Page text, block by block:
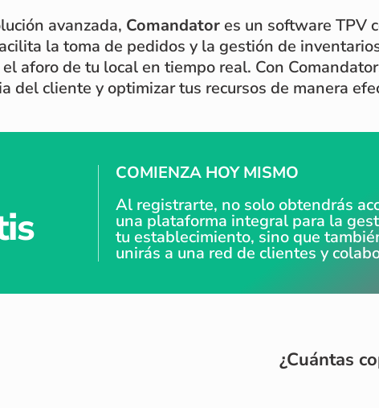
avanzada, Comandator es un software TPV
la toma de pedidos y la gestión de
aforo de tu local en tiempo real. Con
del cliente y optimizar tus recursos de manera
COMIENZA HOY MISMO
Al registrarte, no solo obtendrás
una plataforma integral para la
tu establecimiento, sino que
unirás a una red de clientes y
¿Cuántas